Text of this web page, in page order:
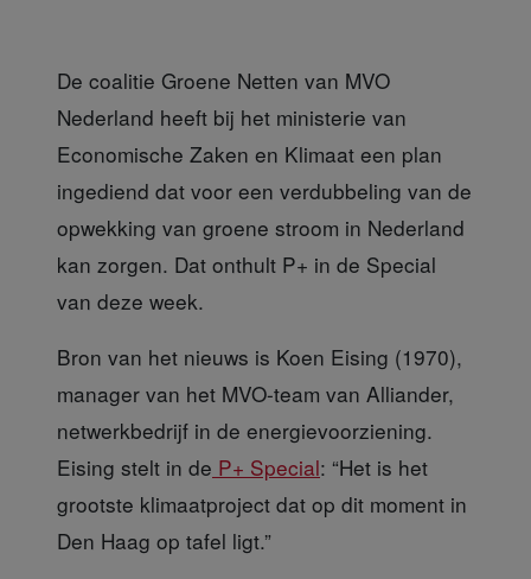
De coalitie Groene Netten van MVO
Nederland heeft bij het ministerie van
Economische Zaken en Klimaat een plan
ingediend dat voor een verdubbeling van de
opwekking van groene stroom in Nederland
kan zorgen. Dat onthult P+ in de Special
van deze week.
Bron van het nieuws is Koen Eising (1970),
manager van het MVO-team van Alliander,
netwerkbedrijf in de energievoorziening.
Eising stelt in de P+ Special: “Het is het
grootste klimaatproject dat op dit moment in
Den Haag op tafel ligt.”